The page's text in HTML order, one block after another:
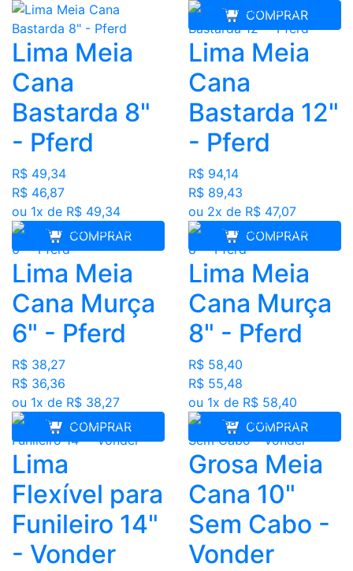
COMPRAR
Lima Meia
Cana
Bastarda 8"
- Pferd
R$ 49,34
R$ 46,87
ou 1x de R$ 49,34
COMPRAR
Lima Meia
Cana
Bastarda 12"
- Pferd
R$ 94,14
R$ 89,43
ou 2x de R$ 47,07
COMPRAR
Lima Meia
Cana Murça
6" - Pferd
R$ 38,27
R$ 36,36
ou 1x de R$ 38,27
COMPRAR
Lima Meia
Cana Murça
8" - Pferd
R$ 58,40
R$ 55,48
ou 1x de R$ 58,40
COMPRAR
Lima
Flexível para
Funileiro 14"
- Vonder
Grosa Meia
Cana 10"
Sem Cabo -
Vonder